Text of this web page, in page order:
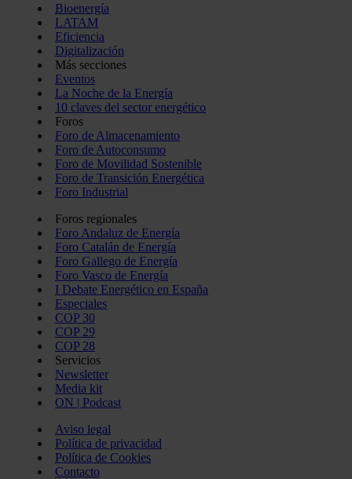
Bioenergía
LATAM
Eficiencia
Digitalización
Más secciones
Eventos
La Noche de la Energía
10 claves del sector energético
Foros
Foro de Almacenamiento
Foro de Autoconsumo
Foro de Movilidad Sostenible
Foro de Transición Energética
Foro Industrial
Foros regionales
Foro Andaluz de Energía
Foro Catalán de Energía
Foro Gallego de Energía
Foro Vasco de Energía
I Debate Energético en España
Especiales
COP 30
COP 29
COP 28
Servicios
Newsletter
Media kit
ON | Podcast
Aviso legal
Política de privacidad
Política de Cookies
Contacto